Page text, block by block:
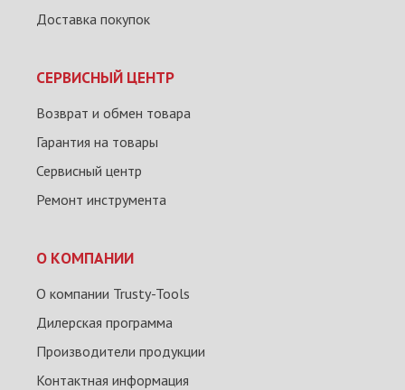
Доставка покупок
СЕРВИСНЫЙ ЦЕНТР
Возврат и обмен товара
Гарантия на товары
Сервисный центр
Ремонт инструмента
О КОМПАНИИ
О компании Trusty-Tools
Дилерская программа
Производители продукции
Контактная информация